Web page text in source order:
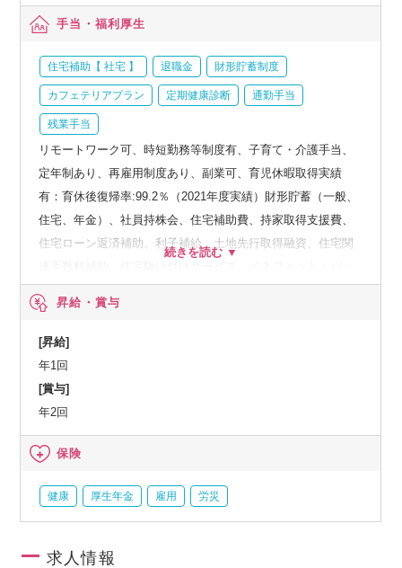
手当・福利厚生
住宅補助【 社宅 】 退職金 財形貯蓄制度
カフェテリアプラン 定期健康診断 通勤手当
残業手当
リモートワーク可、時短勤務等制度有、子育て・介護手当、
定年制あり、再雇用制度あり、副業可、育児休暇取得実績
有：育休後復帰率:99.2％（2021年度実績）財形貯蓄（一般、
住宅、年金）、社員持株会、住宅補助費、持家取得支援費、
住宅ローン返済補助、利子補給、土地先行取得融資、住宅関
介護支援サービス、結婚祝い金、弔慰料、災害見舞金など、
社員食堂、企業年金（企業年金基金、確定拠出年金）、電気
通信共済会(個人年金、遺児育英基金)
昇給・賞与
[昇給]
年1回
[賞与]
年2回
保険
健康 厚生年金 雇用 労災
求人情報